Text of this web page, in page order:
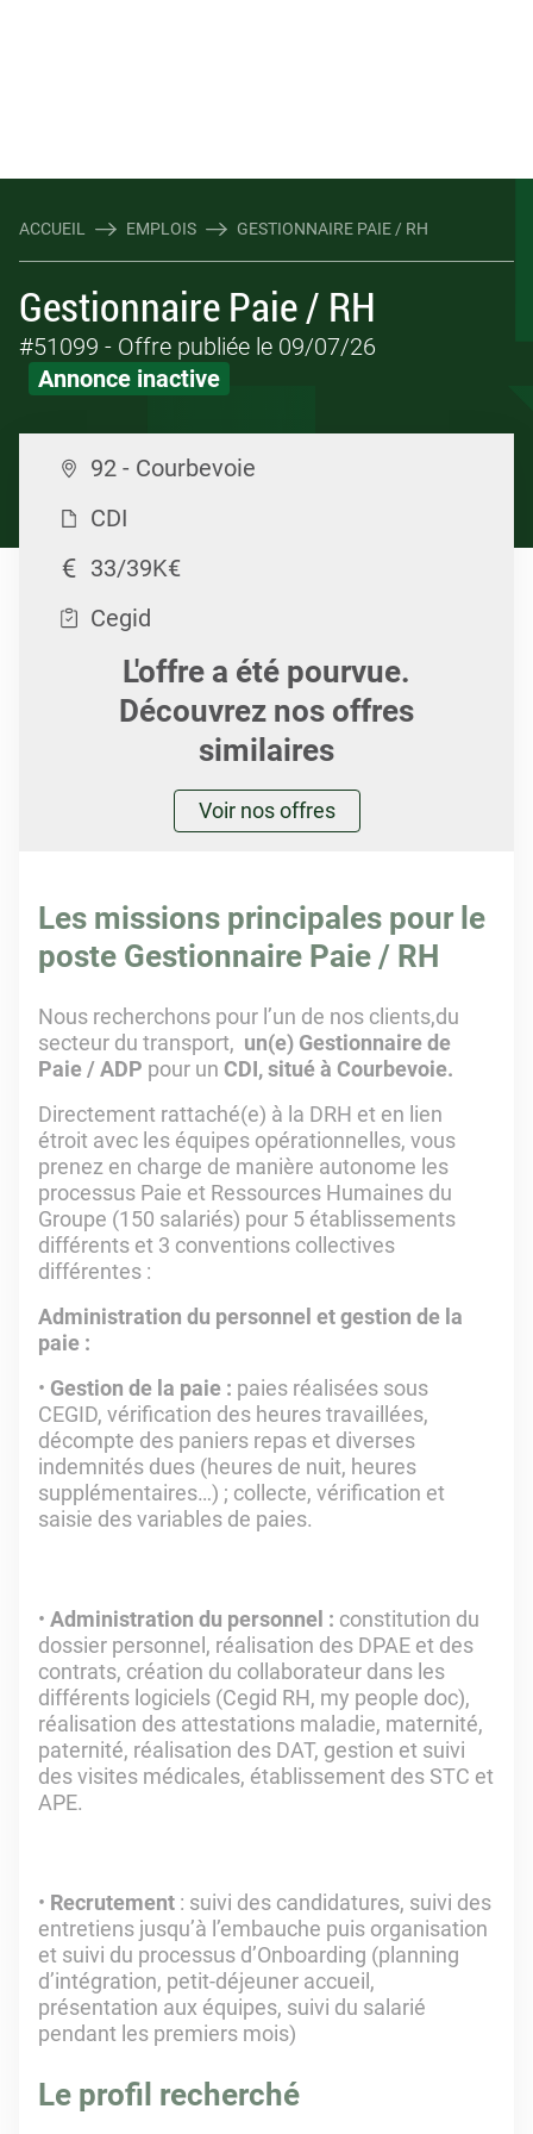
ACCUEIL EMPLOIS GESTIONNAIRE PAIE / RH
Gestionnaire Paie / RH
#51099 - Offre publiée le 09/07/26
Annonce inactive
92 - Courbevoie
CDI
33/39K€
Cegid
L'offre a été pourvue.
Découvrez nos offres
similaires
Voir nos offres
Les missions principales pour le
poste Gestionnaire Paie / RH
Nous recherchons pour l’un de nos clients,du
secteur du transport, un(e) Gestionnaire de
Paie / ADP pour un CDI, situé à Courbevoie.
Directement rattaché(e) à la DRH et en lien
étroit avec les équipes opérationnelles, vous
prenez en charge de manière autonome les
processus Paie et Ressources Humaines du
Groupe (150 salariés) pour 5 établissements
différents et 3 conventions collectives
différentes :
Administration du personnel et gestion de la
paie :
Gestion de la paie : paies réalisées sous
CEGID, vérification des heures travaillées,
décompte des paniers repas et diverses
indemnités dues (heures de nuit, heures
supplémentaires…) ; collecte, vérification et
saisie des variables de paies.
Administration du personnel : constitution du
dossier personnel, réalisation des DPAE et des
contrats, création du collaborateur dans les
différents logiciels (Cegid RH, my people doc),
réalisation des attestations maladie, maternité,
paternité, réalisation des DAT, gestion et suivi
des visites médicales, établissement des STC et
APE.
Recrutement : suivi des candidatures, suivi des
entretiens jusqu’à l’embauche puis organisation
et suivi du processus d’Onboarding (planning
d’intégration, petit-déjeuner accueil,
présentation aux équipes, suivi du salarié
pendant les premiers mois)
Le profil recherché